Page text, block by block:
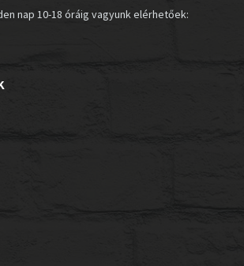
nap 10-18 óráig vagyunk elérhetőek: